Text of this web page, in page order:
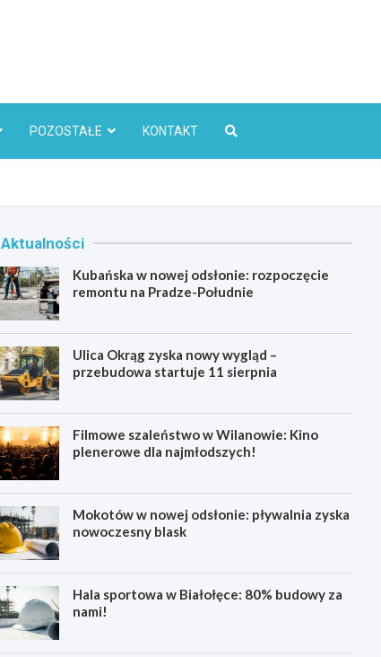
POZOSTAŁE KONTAKT
Aktualności
Kubańska w nowej odsłonie: rozpoczęcie
remontu na Pradze-Południe
Ulica Okrąg zyska nowy wygląd –
przebudowa startuje 11 sierpnia
Filmowe szaleństwo w Wilanowie: Kino
plenerowe dla najmłodszych!
Mokotów w nowej odsłonie: pływalnia zyska
nowoczesny blask
Hala sportowa w Białołęce: 80% budowy za
nami!